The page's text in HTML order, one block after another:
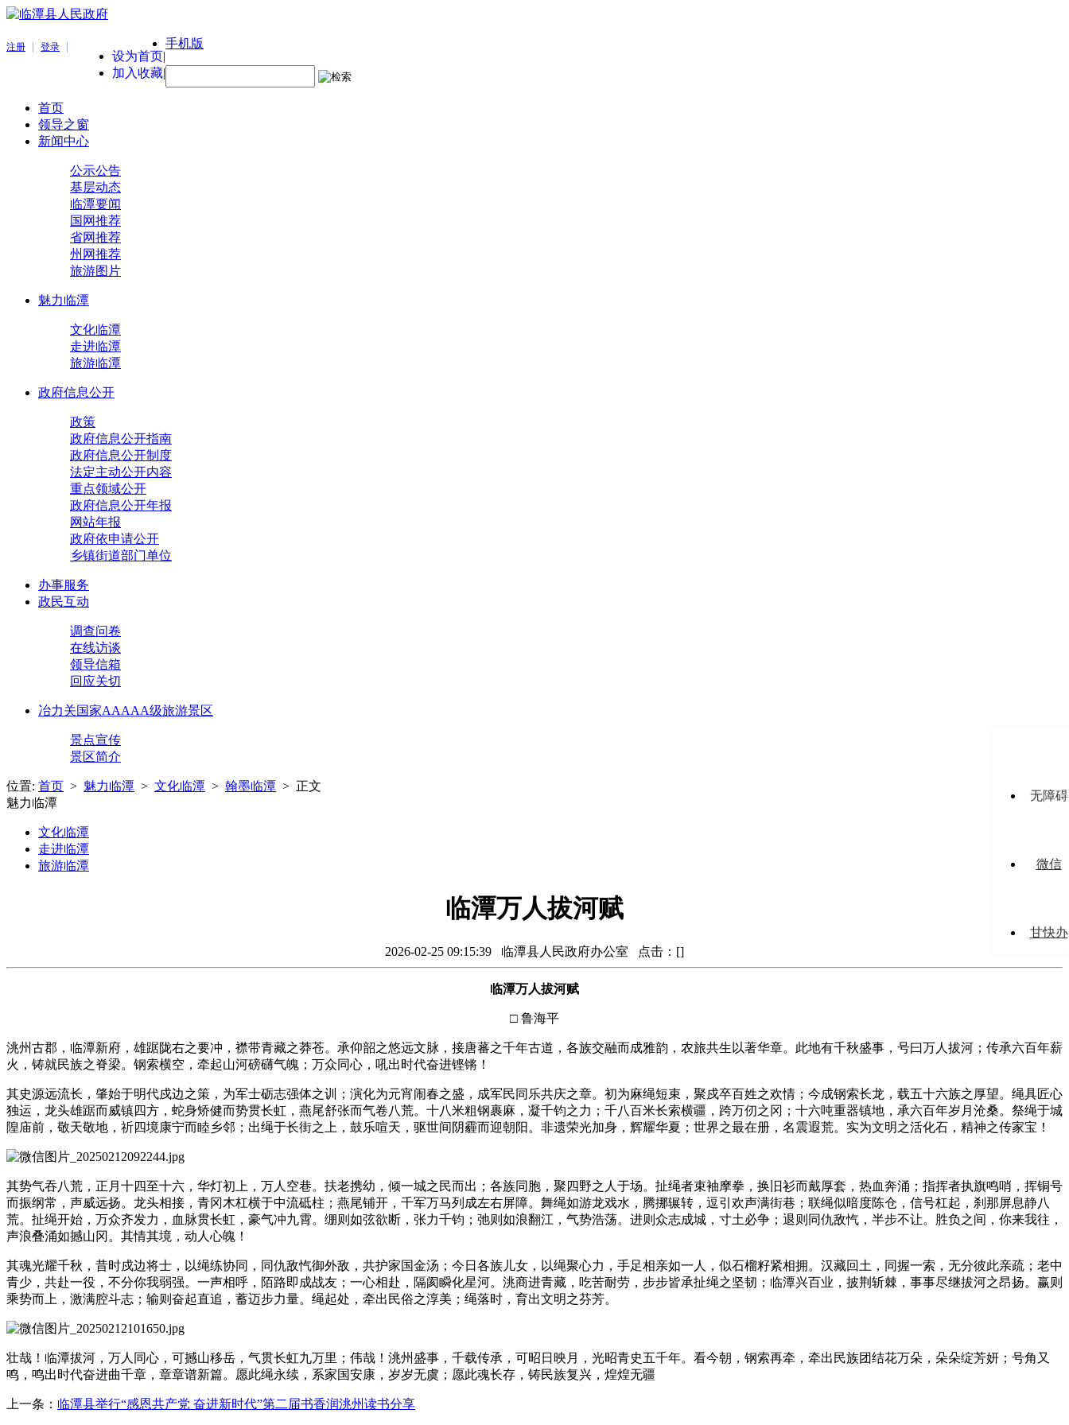
注册 登录
设为首页|
加入收藏|
手机版
首页
领导之窗
新闻中心
公示公告
基层动态
临潭要闻
国网推荐
省网推荐
州网推荐
旅游图片
魅力临潭
文化临潭
走进临潭
旅游临潭
政府信息公开
政策
政府信息公开指南
政府信息公开制度
法定主动公开内容
重点领域公开
政府信息公开年报
网站年报
政府依申请公开
乡镇街道部门单位
办事服务
政民互动
调查问卷
在线访谈
领导信箱
回应关切
冶力关国家AAAAA级旅游景区
景点宣传
景区简介
位置: 首页 > 魅力临潭 > 文化临潭 > 翰墨临潭 > 正文
魅力临潭
文化临潭
走进临潭
旅游临潭
临潭万人拔河赋
2026-02-25 09:15:39 临潭县人民政府办公室 点击：[]
临潭万人拔河赋
□ 鲁海平
洮州古郡，临潭新府，雄踞陇右之要冲，襟带青藏之莽苍。承仰韶之悠远文脉，接唐蕃之千年古道，各族交融而成雅韵，农旅共生以著华章。此地有千秋盛事，号曰万人拔河；传承六百年薪
火，铸就民族之脊梁。钢索横空，牵起山河磅礴气魄；万众同心，吼出时代奋进铿锵！
其史源远流长，肇始于明代戍边之策，为军士砺志强体之训；演化为元宵闹春之盛，成军民同乐共庆之章。初为麻绳短束，聚戍卒百姓之欢情；今成钢索长龙，载五十六族之厚望。绳具匠心
独运，龙头雄踞而威镇四方，蛇身矫健而势贯长虹，燕尾舒张而气卷八荒。十八米粗钢裹麻，凝千钧之力；千八百米长索横疆，跨万仞之冈；十六吨重器镇地，承六百年岁月沧桑。祭绳于城
隍庙前，敬天敬地，祈四境康宁而睦乡邻；出绳于长街之上，鼓乐喧天，驱世间阴霾而迎朝阳。非遗荣光加身，辉耀华夏；世界之最在册，名震遐荒。实为文明之活化石，精神之传家宝！
其势气吞八荒，正月十四至十六，华灯初上，万人空巷。扶老携幼，倾一城之民而出；各族同胞，聚四野之人于场。扯绳者束袖摩拳，换旧衫而戴厚套，热血奔涌；指挥者执旗鸣哨，挥铜号
而振纲常，声威远扬。龙头相接，青冈木杠横于中流砥柱；燕尾铺开，千军万马列成左右屏障。舞绳如游龙戏水，腾挪辗转，逗引欢声满街巷；联绳似暗度陈仓，信号杠起，刹那屏息静八
荒。扯绳开始，万众齐发力，血脉贯长虹，豪气冲九霄。绷则如弦欲断，张力千钧；弛则如浪翻江，气势浩荡。进则众志成城，寸土必争；退则同仇敌忾，半步不让。胜负之间，你来我往，
声浪叠涌如撼山冈。其情其境，动人心魄！
其魂光耀千秋，昔时戍边将士，以绳练协同，同仇敌忾御外敌，共护家国金汤；今日各族儿女，以绳聚心力，手足相亲如一人，似石榴籽紧相拥。汉藏回土，同握一索，无分彼此亲疏；老中
青少，共赴一役，不分你我弱强。一声相呼，陌路即成战友；一心相赴，隔阂瞬化星河。洮商进青藏，吃苦耐劳，步步皆承扯绳之坚韧；临潭兴百业，披荆斩棘，事事尽继拔河之昂扬。赢则
乘势而上，激满腔斗志；输则奋起直追，蓄迈步力量。绳起处，牵出民俗之淳美；绳落时，育出文明之芬芳。
壮哉！临潭拔河，万人同心，可撼山移岳，气贯长虹九万里；伟哉！洮州盛事，千载传承，可昭日映月，光昭青史五千年。看今朝，钢索再牵，牵出民族团结花万朵，朵朵绽芳妍；号角又
鸣，鸣出时代奋进曲千章，章章谱新篇。愿此绳永续，系家国安康，岁岁无虞；愿此魂长存，铸民族复兴，煌煌无疆
上一条： 临潭县举行“感恩共产党 奋进新时代”第二届书香润洮州读书分享
无障碍
微信
甘快办